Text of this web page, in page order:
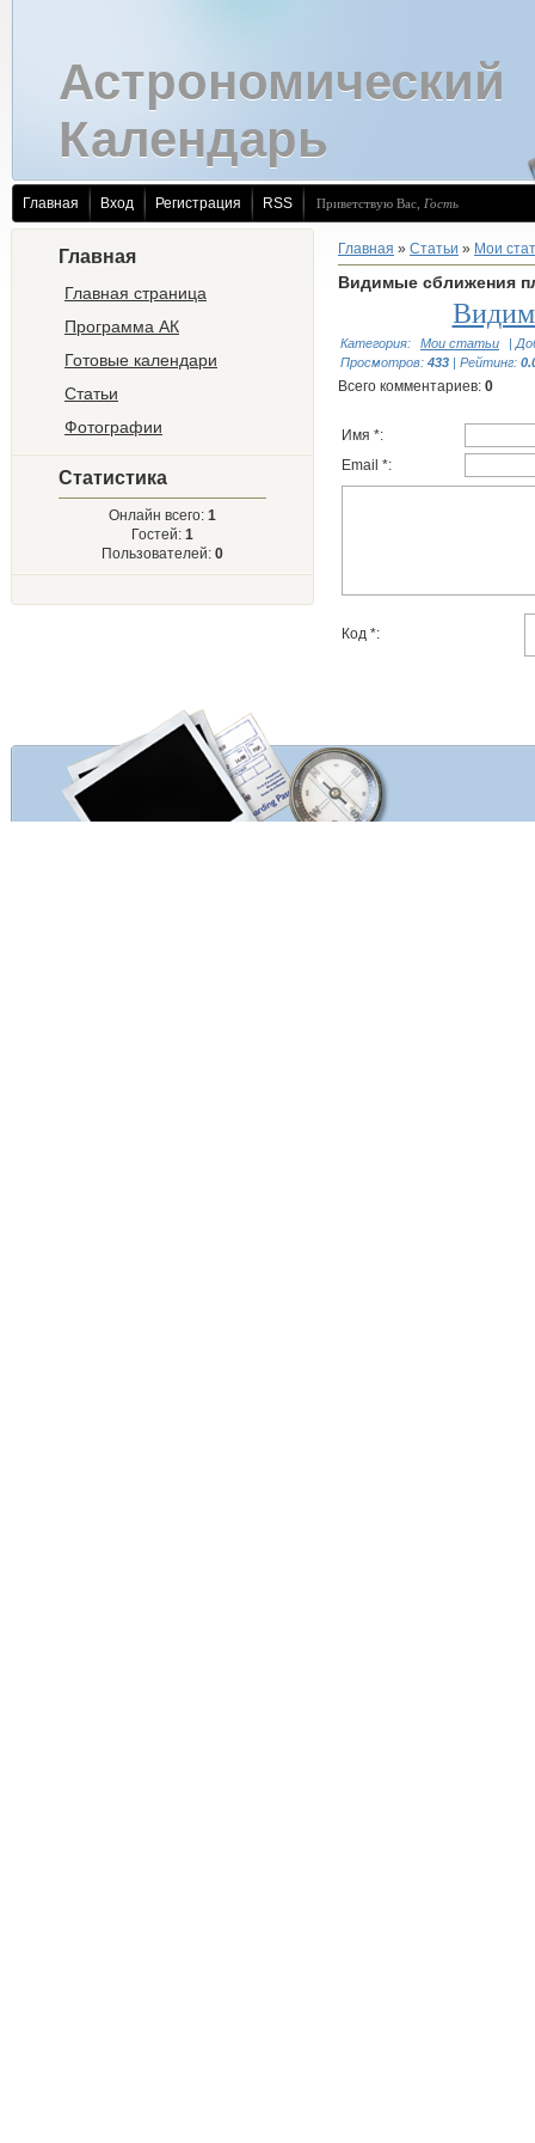
Астрономический
Календарь
Главная Вход Регистрация RSS Приветствую Вас Гость
Главная
Главная страница
Программа АК
Готовые календари
Статьи
Фотографии
Статистика
Онлайн всего: 1
Гостей: 1
Пользователей: 0
Главная » Статьи » Мои
Видимые сближения
Категория: Мои статьи |
Просмотров: 433 | Рейтинг:
Всего комментариев: 0
Имя *:
Email *:
Код *: